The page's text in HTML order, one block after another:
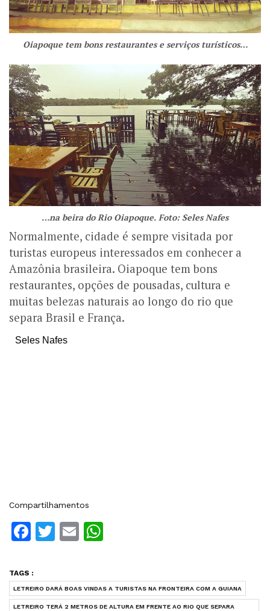
Oiapoque tem bons restaurantes e serviços turísticos…
…na beira do Rio Oiapoque. Foto: Seles Nafes
Normalmente, cidade é sempre visitada por
turistas europeus interessados em conhecer a
Amazônia brasileira. Oiapoque tem bons
restaurantes, opções de pousadas, cultura e
muitas belezas naturais ao longo do rio que
separa Brasil e França.
Seles Nafes
Compartilhamentos
Facebook
Twitter
Email
TAGS :
LETREIRO DARÁ BOAS VINDAS A TURISTAS NA FRONTEIRA COM A GUIANA
LETREIRO TERÁ 2 METROS DE ALTURA EM FRENTE AO RIO QUE SEPARA